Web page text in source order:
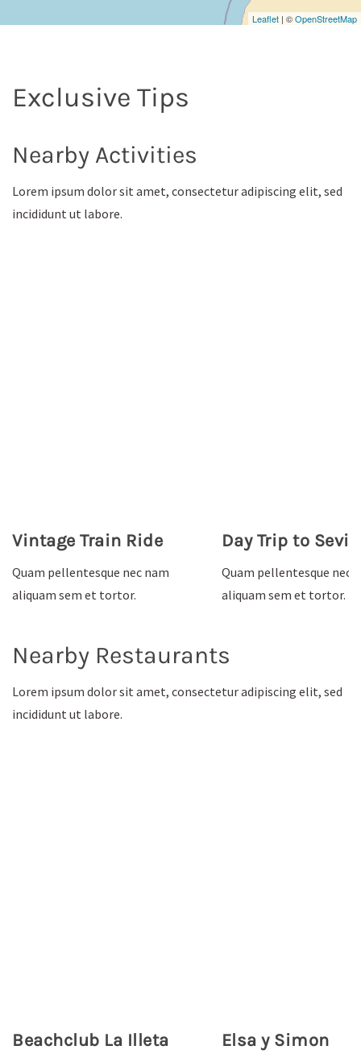
Leaflet | ©OpenStreetMap
Exclusive Tips
Nearby Activities
Lorem ipsum dolor sit amet, consectetur adipiscing elit, sed
incididunt ut labore.
Vintage Train Ride
Quam pellentesque nec nam
aliquam sem et tortor.
Day Trip to
Quam pellentesque nec
aliquam sem et tortor.
Nearby Restaurants
Lorem ipsum dolor sit amet, consectetur adipiscing elit, sed
incididunt ut labore.
Beachclub La Illeta Elsa y Simon